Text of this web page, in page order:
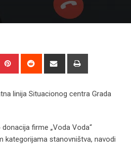
Pinterest Reddit
Share
linija Situacionog centra Grada
firme „Voda Voda“
kategorijama stanovništva, navodi